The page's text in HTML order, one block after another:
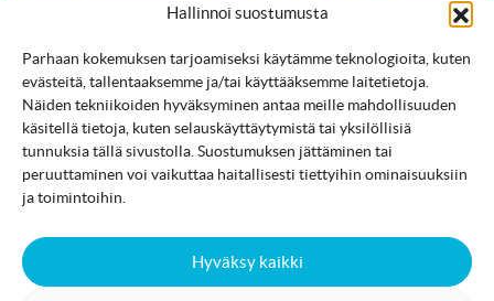
Hallinnoi suostumusta
Parhaan kokemuksen tarjoamiseksi käytämme teknologioita, kuten
evästeitä, tallentaaksemme ja/tai käyttääksemme laitetietoja.
Näiden tekniikoiden hyväksyminen antaa meille mahdollisuuden
käsitellä tietoja, kuten selauskäyttäytymistä tai yksilöllisiä
tunnuksia tällä sivustolla. Suostumuksen jättäminen tai
peruuttaminen voi vaikuttaa haitallisesti tiettyihin ominaisuuksiin
ja toimintoihin.
Hyväksy kaikki
Jämi Facebookissa info@jami.fi